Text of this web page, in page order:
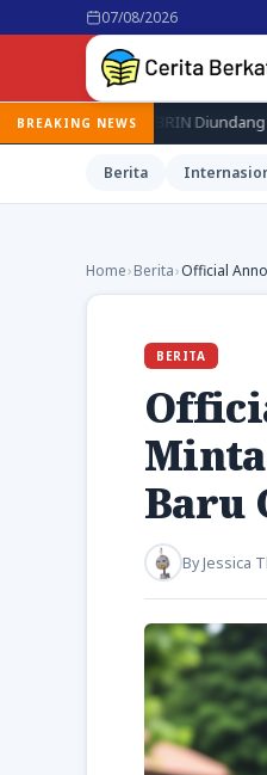
07/08/2026
BREAKING NEWS
BRIN Diundang dan Pamerkan
Berita
Home›Berita›Official
BERITA
Baru
ByJessica